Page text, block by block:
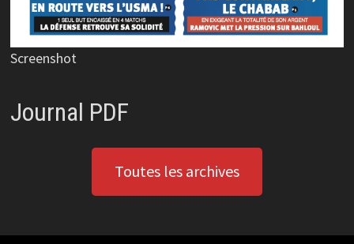
Screenshot
Journal PDF
Toutes les archives